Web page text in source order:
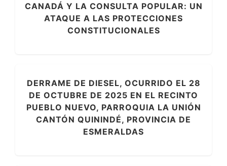
CANADÁ Y LA CONSULTA POPULAR: UN
ATAQUE A LAS PROTECCIONES
CONSTITUCIONALES
DERRAME DE DIESEL, OCURRIDO EL 28
DE OCTUBRE DE 2025 EN EL RECINTO
PUEBLO NUEVO, PARROQUIA LA UNIÓN
CANTÓN QUININDÉ, PROVINCIA DE
ESMERALDAS